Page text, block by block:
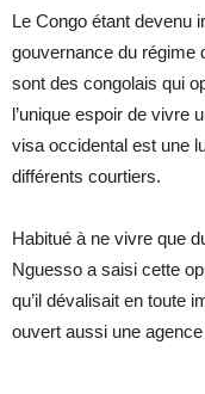
Le Congo étant devenu
gouvernance du régime
sont des congolais qui
l’unique espoir de vivre
visa occidental est une
différents courtiers.
Habitué à ne vivre que
Nguesso a saisi cette
qu’il dévalisait en toute
ouvert aussi une